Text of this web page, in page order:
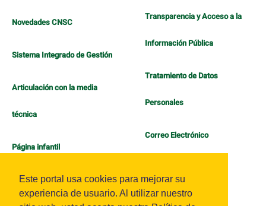
Este portal usa cookies para mejorar su
experiencia de usuario. Al utilizar nuestro
Novedades CNSC
Sistema Integrado de Gestión
Articulación con la media
técnica
Página infantil
Transparencia y Acceso a la
Información Pública
Tratamiento de Datos
Personales
Correo Electrónico